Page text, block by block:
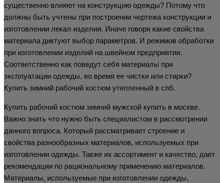
существенно влияют на конструкцию одежды? Потому что
должны быть учтены при построении чертежа конструкции и
изготовлении лекал изделия. Иначе говоря какие свойства
материала диктуют выбор параметров. И режимов обработки
при изготовлении изделий на швейном предприятии.
Соответственно как поведут себя материалы при
эксплуатации одежды, во время ее чистки или стирки?
Купить зимний рабочий костюм утепленный в спб.
Купить рабочий костюм зимний мужской купить в москве.
Важно знать что нужно быть специалистом в рассмотрении
данного вопроса. Который рассматривает строение и
свойства разнообразных материалов, используемых при
изготовлении одежды. Также их ассортимент и качество, дает
рекомендации по рациональному применению материалов.
Материалы, используемые при изготовлении одежды,